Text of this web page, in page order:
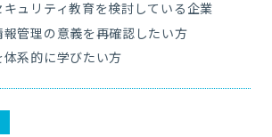
ュリティ教育を検討している企業
管理の意義を再確認したい方
系的に学びたい方